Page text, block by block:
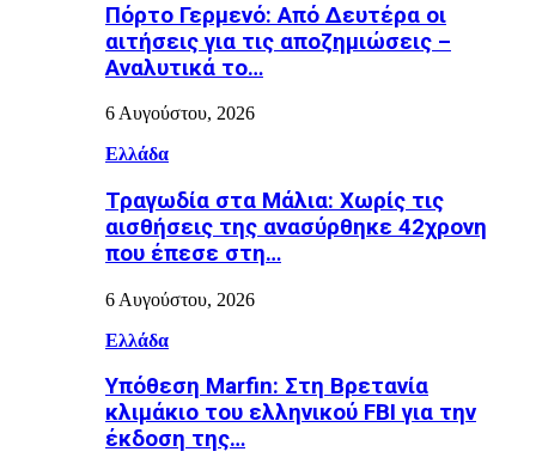
Πόρτο Γερμενό: Από Δευτέρα οι
αιτήσεις για τις αποζημιώσεις –
Αναλυτικά το…
6 Αυγούστου, 2026
Ελλάδα
Τραγωδία στα Μάλια: Χωρίς τις
αισθήσεις της ανασύρθηκε 42χρονη
που έπεσε στη…
6 Αυγούστου, 2026
Ελλάδα
Υπόθεση Marfin: Στη Βρετανία
κλιμάκιο του ελληνικού FBI για την
έκδοση της…